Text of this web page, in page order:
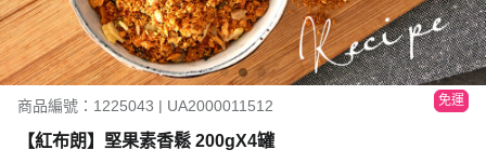
商品編號：1225043 | UA2000011512 免運
【紅布朗】堅果素香鬆 200gX4罐